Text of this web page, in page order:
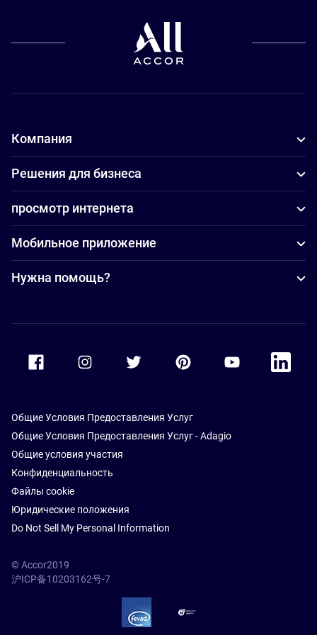
Компания
Решения для бизнеса
просмотр интернета
Мобильное приложение
Нужна помощь?
Accor Facebook Accor TwitterAccor PinterestAccor Youtube
Accor
Общие Условия Предоставления Услуг
Общие Условия Предоставления Услуг - Adagio
Общие условия участия
Конфиденциальность
Файлы cookie
Юридические положения
Do Not Sell My Personal Information
© Accor2019
沪ICP备10203162号-7